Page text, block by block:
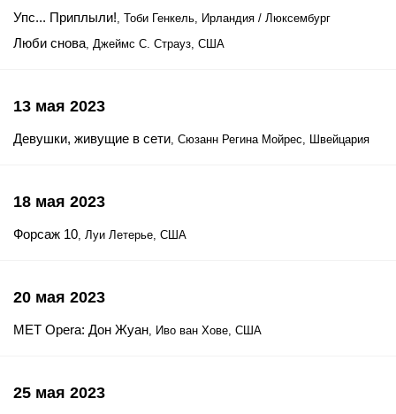
Упс... Приплыли!, Тоби Генкель, Ирландия / Люксембург
Люби снова, Джеймс С. Страуз, США
13 мая 2023
Девушки, живущие в сети, Сюзанн Регина Мойрес, Швейцария
18 мая 2023
Форсаж 10, Луи Летерье, США
20 мая 2023
MET Opera: Дон Жуан, Иво ван Хове, США
25 мая 2023